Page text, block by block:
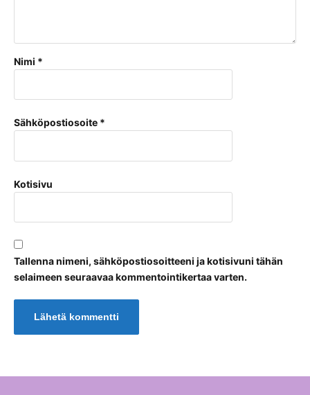
Nimi *
Sähköpostiosoite *
Kotisivu
Tallenna nimeni, sähköpostiosoitteeni ja kotisivuni tähän
selaimeen seuraavaa kommentointikertaa varten.